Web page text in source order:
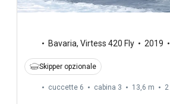
Bavaria, Virtess 420 Fly 2019
Skipper opzionale
cuccette 6 cabina 3 13,6 m 2